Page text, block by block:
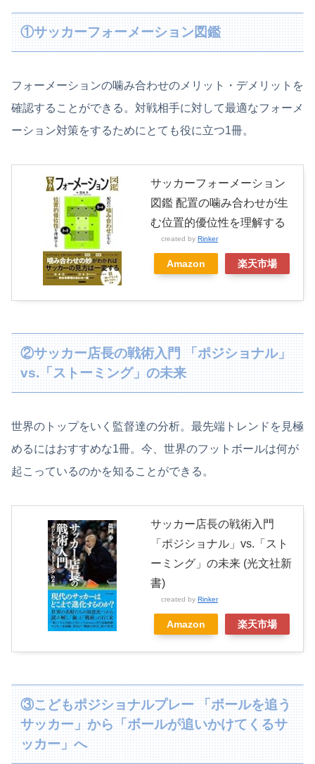
①サッカーフォーメーション図鑑
フォーメーションの噛み合わせのメリット・デメリットを
確認することができる。対戦相手に対して最適なフォーメ
ーション対策をするためにとても役に立つ1冊。
サッカーフォーメーション
図鑑 配置の噛み合わせが生
む位置的優位性を理解する
created by Rinker
Amazon 楽天市場
②サッカー店長の戦術入門 「ポジショナル」
vs.「ストーミング」の未来
世界のトップをいく監督達の分析。最先端トレンドを見極
めるにはおすすめな1冊。今、世界のフットボールは何が
起こっているのかを知ることができる。
サッカー店長の戦術入門
「ポジショナル」vs.「スト
ーミング」の未来 (光文社新
書)
created by Rinker
Amazon 楽天市場
③こどもポジショナルプレー 「ボールを追う
サッカー」から「ボールが追いかけてくるサ
ッカー」へ